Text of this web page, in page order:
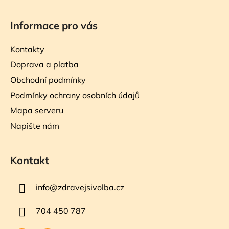
Informace pro vás
Kontakty
Doprava a platba
Obchodní podmínky
Podmínky ochrany osobních údajů
Mapa serveru
Napište nám
Kontakt
info@zdravejsivolba.cz
704 450 787